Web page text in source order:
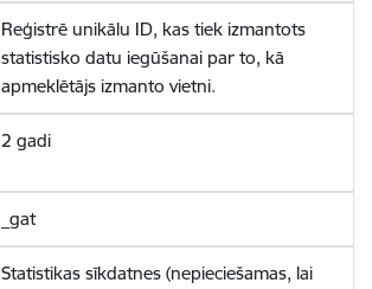
Reģistrē unikālu ID, kas tiek izmantots
statistisko datu iegūšanai par to, kā
apmeklētājs izmanto vietni.
2 gadi
_gat
Statistikas sīkdatnes (nepieciešamas, lai